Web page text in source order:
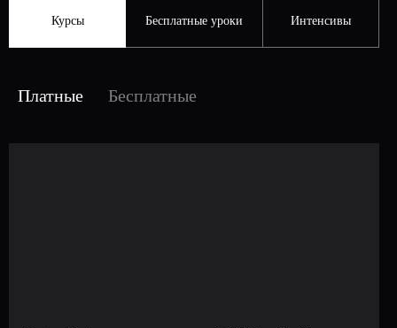
Курсы Бесплатные уроки Интенсивы
Платные Бесплатные